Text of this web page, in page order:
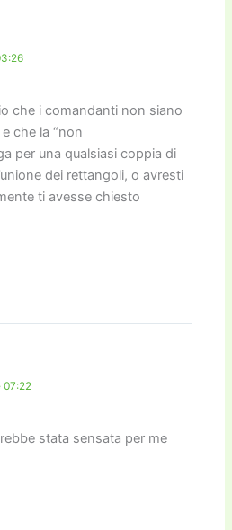
che i comandanti non siano
che la “non
per una qualsiasi coppia di
dei rettangoli, o avresti
ti avesse chiesto
stata sensata per me